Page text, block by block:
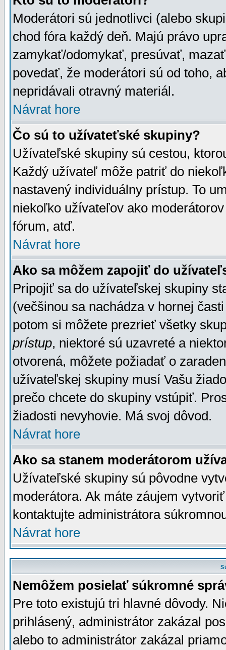
Moderátori sú jednotlivci (alebo
chod fóra každý deň. Majú právo
zamykať/odomykať, presúvať,
povedať, že moderátori sú od toho,
nepridávali otravný materiál.
Návrat hore
Čo sú to užívateťské skupiny?
Užívateľské skupiny sú cestou,
Každý užívateľ môže patriť do
nastavený individuálny prístup. To
niekoľko užívateľov ako
fórum, atď.
Návrat hore
Ako sa môžem zapojiť do
Pripojiť sa do užívateľskej skupiny
(večšinou sa nachádza v hornej
potom si môžete prezrieť všetky
prístup, niektoré sú uzavreté a
otvorená, môžete požiadať o
užívateľskej skupiny musí Vašu
prečo chcete do skupiny vstúpiť.
žiadosti nevyhovie. Má svoj dôvod.
Návrat hore
Ako sa stanem moderátorom
Užívateľské skupiny sú pôvodne
moderátora. Ak máte záujem
kontaktujte administrátora
Návrat hore
Nemôžem posielať súkromné
Pre toto existujú tri hlavné dôvody.
prihlásený, administrátor zakázal
alebo to administrátor zakázal